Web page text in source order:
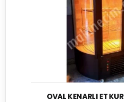
OVAL KENARLI ET